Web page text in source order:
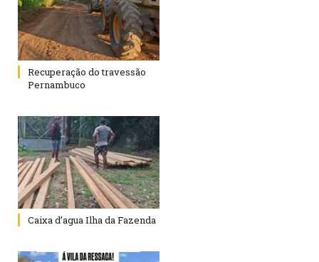
Recuperação do travessão
Pernambuco
Caixa d’agua Ilha da Fazenda